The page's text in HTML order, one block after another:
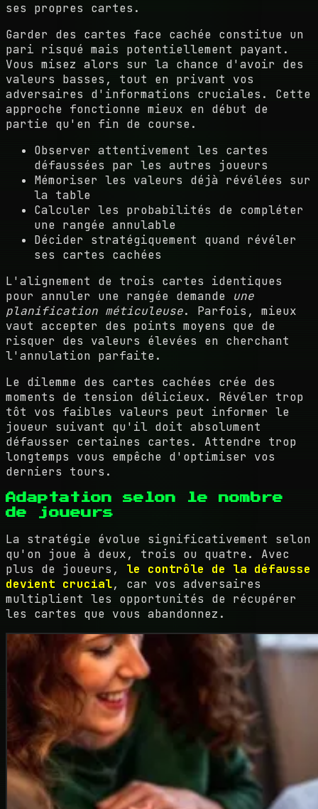
ses propres cartes.
Garder des cartes face cachée constitue un
pari risqué mais potentiellement payant.
Vous misez alors sur la chance d'avoir des
valeurs basses, tout en privant vos
adversaires d'informations cruciales. Cette
approche fonctionne mieux en début de
partie qu'en fin de course.
Observer attentivement les cartes
défaussées par les autres joueurs
Mémoriser les valeurs déjà révélées sur
la table
Calculer les probabilités de compléter
une rangée annulable
Décider stratégiquement quand révéler
ses cartes cachées
L'alignement de trois cartes identiques
pour annuler une rangée demande une
planification méticuleuse. Parfois, mieux
vaut accepter des points moyens que de
risquer des valeurs élevées en cherchant
l'annulation parfaite.
Le dilemme des cartes cachées crée des
moments de tension délicieux. Révéler trop
tôt vos faibles valeurs peut informer le
joueur suivant qu'il doit absolument
défausser certaines cartes. Attendre trop
longtemps vous empêche d'optimiser vos
derniers tours.
Adaptation selon le nombre
de joueurs
La stratégie évolue significativement selon
qu'on joue à deux, trois ou quatre. Avec
plus de joueurs, le contrôle de la défausse
devient crucial, car vos adversaires
multiplient les opportunités de récupérer
les cartes que vous abandonnez.